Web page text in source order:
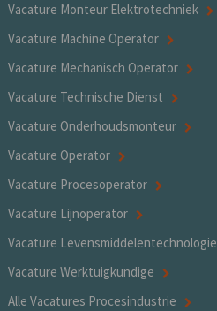
Vacature Monteur Elektrotechniek
Vacature Machine Operator
Vacature Mechanisch Operator
Vacature Technische Dienst
Vacature Onderhoudsmonteur
Vacature Operator
Vacature Procesoperator
Vacature Lijnoperator
Vacature Levensmiddelentechnologie
Vacature Werktuigkundige
Alle Vacatures Procesindustrie